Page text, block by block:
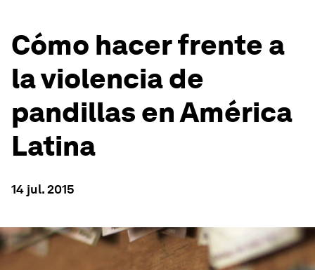
Cómo hacer frente a
la violencia de
pandillas en América
Latina
14 jul. 2015